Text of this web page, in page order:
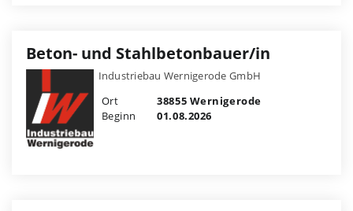
Beton- und Stahlbetonbauer/in
Industriebau Wernigerode GmbH
Ort
38855 Wernigerode
Beginn
01.08.2026